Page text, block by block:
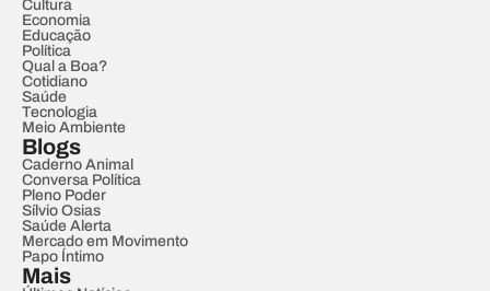
Cultura
Economia
Educação
Política
Qual a Boa?
Cotidiano
Saúde
Tecnologia
Meio Ambiente
Blogs
Caderno Animal
Conversa Política
Pleno Poder
Sílvio Osias
Saúde Alerta
Mercado em Movimento
Papo Íntimo
Mais